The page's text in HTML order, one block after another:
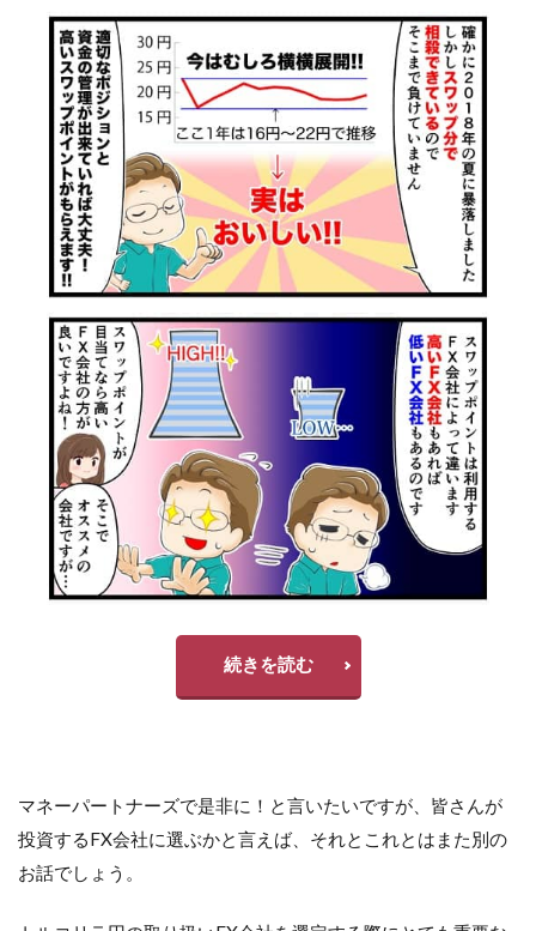
続きを読む
マネーパートナーズで是非に！と言いたいですが、皆さんが
投資するFX会社に選ぶかと言えば、それとこれとはまた別の
お話でしょう。